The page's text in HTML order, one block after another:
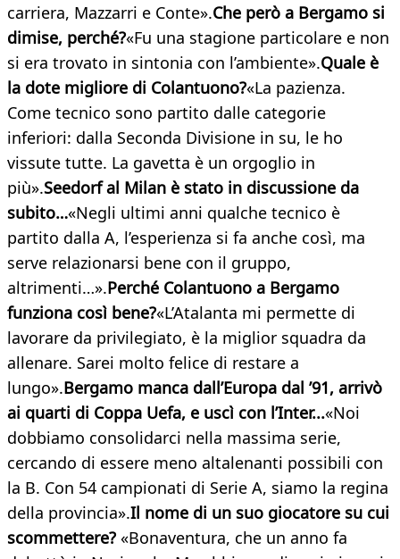
carriera, Mazzarri e Conte».Che però a Bergamo si
dimise, perché?«Fu una stagione particolare e non
si era trovato in sintonia con l’ambiente».Quale è
la dote migliore di Colantuono?«La pazienza.
Come tecnico sono partito dalle categorie
inferiori: dalla Seconda Divisione in su, le ho
vissute tutte. La gavetta è un orgoglio in
più».Seedorf al Milan è stato in discussione da
subito…«Negli ultimi anni qualche tecnico è
partito dalla A, l’esperienza si fa anche così, ma
serve relazionarsi bene con il gruppo,
altrimenti…».Perché Colantuono a Bergamo
funziona così bene?«L’Atalanta mi permette di
lavorare da privilegiato, è la miglior squadra da
allenare. Sarei molto felice di restare a
lungo».Bergamo manca dall’Europa dal ’91, arrivò
ai quarti di Coppa Uefa, e uscì con l’Inter...«Noi
dobbiamo consolidarci nella massima serie,
cercando di essere meno altalenanti possibili con
la B. Con 54 campionati di Serie A, siamo la regina
della provincia».Il nome di un suo giocatore su cui
scommettere? «Bonaventura, che un anno fa